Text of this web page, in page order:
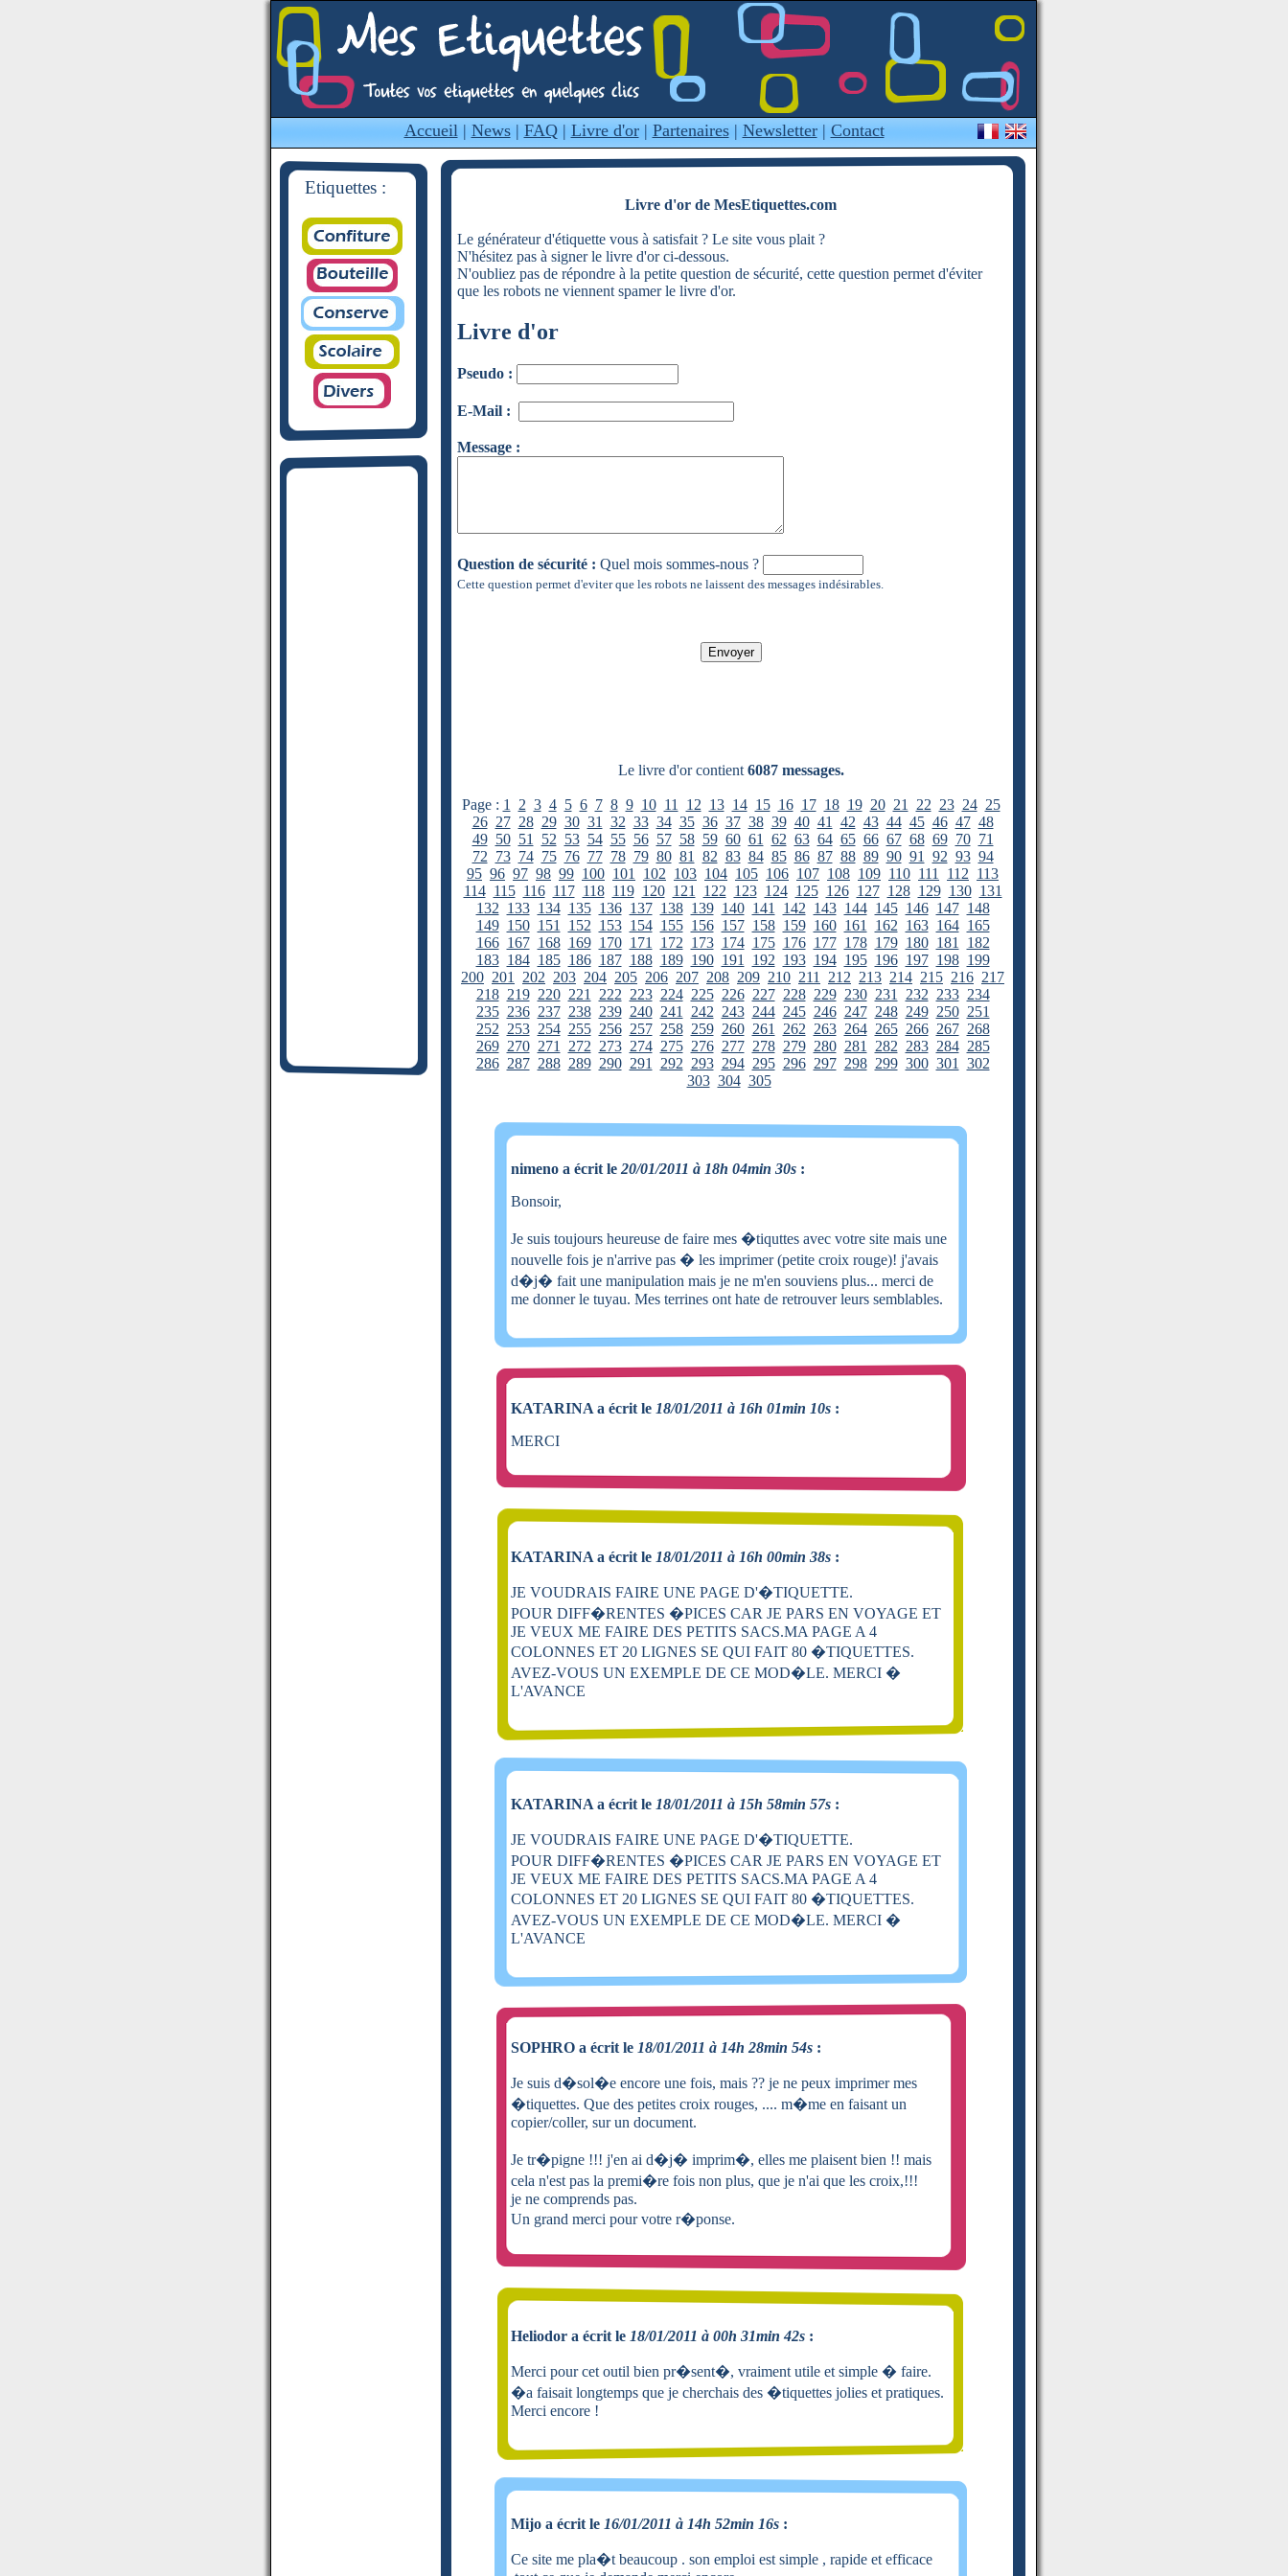
Accueil| News| FAQ| Livre d'or| Partenaires| Newsletter| Contact
Etiquettes :
Livre d'or de MesEtiquettes.com
Le générateur d'étiquette vous à satisfait ? Le site vous plait ?
N'hésitez pas à signer le livre d'or ci-dessous.
N'oubliez pas de répondre à la petite question de sécurité, cette question permet d'éviter
que les robots ne viennent spamer le livre d'or.
Livre d'or
Pseudo :
E-Mail :
Message :
Question de sécurité : Quel mois sommes-nous ?
Cette question permet d'eviter que les robots ne laissent des messages indésirables.
Le livre d'or contient 6087 messages.
Page : 1 2 3 4 5 6 7 8 9 10 11 12 13 14 15 16 17 18 19 20 21 22 23 24 25
26 27 28 29 30 31 32 33 34 35 36 37 38 39 40 41 42 43 44 45 46 47 48
49 50 51 52 53 54 55 56 57 58 59 60 61 62 63 64 65 66 67 68 69 70 71
72 73 74 75 76 77 78 79 80 81 82 83 84 85 86 87 88 89 90 91 92 93 94
95 96 97 98 99 100 101 102 103 104 105 106 107 108 109 110 111 112 113
114 115 116 117 118 119 120 121 122 123 124 125 126 127 128 129 130 131
132 133 134 135 136 137 138 139 140 141 142 143 144 145 146 147 148
149 150 151 152 153 154 155 156 157 158 159 160 161 162 163 164 165
166 167 168 169 170 171 172 173 174 175 176 177 178 179 180 181
182
183 184 185 186 187 188 189 190 191 192 193 194 195 196 197 198 199
200 201 202 203 204 205 206 207 208 209 210 211 212 213 214 215 216 217
218 219 220 221 222 223 224 225 226 227 228 229 230 231 232 233 234
235 236 237 238 239 240 241 242 243 244 245 246 247 248 249 250 251
252 253 254 255 256 257 258 259 260 261 262 263 264 265 266 267 268
269 270 271 272 273 274 275 276 277 278 279 280 281 282 283 284 285
286 287 288 289 290 291 292 293 294 295 296 297 298 299 300 301
302
303 304 305
nimeno a écrit le 20/01/2011 à 18h 04min 30s :
Bonsoir,
Je suis toujours heureuse de faire mes �tiquttes avec votre site mais une
nouvelle fois je n'arrive pas � les imprimer (petite croix rouge)! j'avais
d�j� fait une manipulation mais je ne m'en souviens plus... merci de
me donner le tuyau. Mes terrines ont hate de retrouver leurs semblables.
KATARINA a écrit le 18/01/2011 à 16h 01min 10s :
MERCI
KATARINA a écrit le 18/01/2011 à 16h 00min 38s :
JE VOUDRAIS FAIRE UNE PAGE D'�TIQUETTE.
POUR DIFF�RENTES �PICES CAR JE PARS EN VOYAGE ET
JE VEUX ME FAIRE DES PETITS SACS.MA PAGE A 4
COLONNES ET 20 LIGNES SE QUI FAIT 80 �TIQUETTES.
AVEZ-VOUS UN EXEMPLE DE CE MOD�LE. MERCI �
L'AVANCE
KATARINA a écrit le 18/01/2011 à 15h 58min 57s :
JE VOUDRAIS FAIRE UNE PAGE D'�TIQUETTE.
POUR DIFF�RENTES �PICES CAR JE PARS EN VOYAGE ET
JE VEUX ME FAIRE DES PETITS SACS.MA PAGE A 4
COLONNES ET 20 LIGNES SE QUI FAIT 80 �TIQUETTES.
AVEZ-VOUS UN EXEMPLE DE CE MOD�LE. MERCI �
L'AVANCE
SOPHRO a écrit le 18/01/2011 à 14h 28min 54s :
Je suis d�sol�e encore une fois, mais ?? je ne peux imprimer mes
�tiquettes. Que des petites croix rouges, .... m�me en faisant un
copier/coller, sur un document.
Je tr�pigne !!! j'en ai d�j� imprim�, elles me plaisent bien !! mais
cela n'est pas la premi�re fois non plus, que je n'ai que les croix,!!!
je ne comprends pas.
Un grand merci pour votre r�ponse.
Heliodor a écrit le 18/01/2011 à 00h 31min 42s :
Merci pour cet outil bien pr�sent�, vraiment utile et simple � faire.
�a faisait longtemps que je cherchais des �tiquettes jolies et pratiques.
Merci encore !
Mijo a écrit le 16/01/2011 à 14h 52min 16s :
Ce site me pla�t beaucoup . son emploi est simple , rapide et efficace